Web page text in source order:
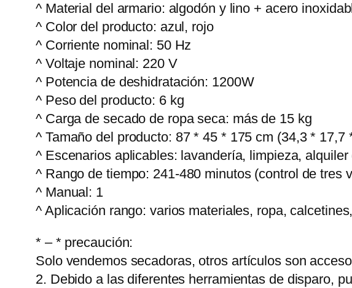
r
^ Material del armario: algodón y lino + acero
^ Color del producto: azul, rojo
^ Corriente nominal: 50 Hz
^ Voltaje nominal: 220 V
^ Potencia de deshidratación: 1200W
^ Peso del producto: 6 kg
^ Carga de secado de ropa seca: más de 15 kg
^ Tamaño del producto: 87 * 45 * 175 cm (34,3 * 17,7
^ Escenarios aplicables: lavandería, limpieza, alquiler
^ Rango de tiempo: 241-480 minutos (control de tres
^ Manual: 1
^ Aplicación rango: varios materiales, ropa,
* – * precaución:
Solo vendemos secadoras, otros artículos son
2. Debido a las diferentes herramientas de disparo,